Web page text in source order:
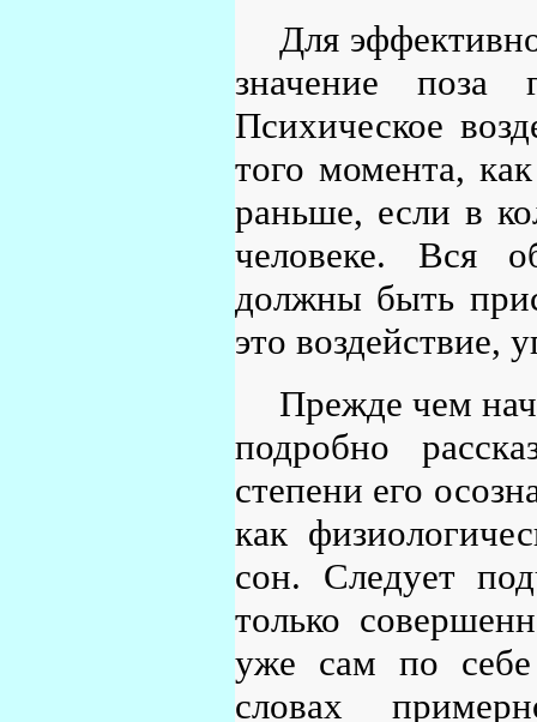
Для
значение поза
Психическое
того момента,
раньше, если в
человеке. Вся
должны быть
это воздействие,
Прежде чем
подробно
степени его
как
сон. Следует
только
уже сам по себе
словах